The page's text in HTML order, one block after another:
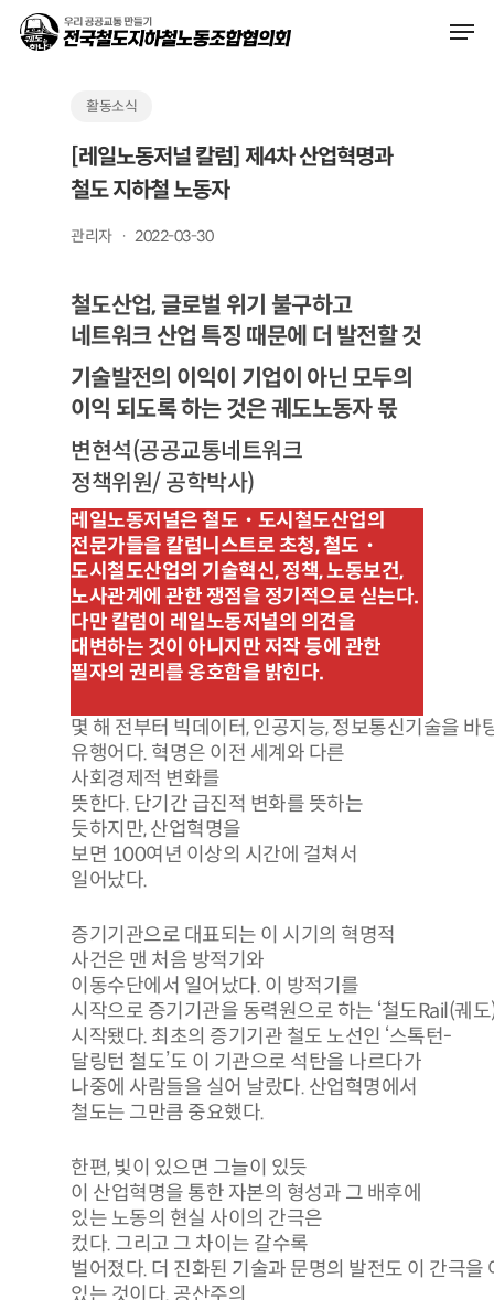
활동소식
[레일노동저널 칼럼] 제4차 산업혁명과
철도 지하철 노동자
관리자 2022-03-30
철도산업, 글로벌 위기 불구하고
네트워크 산업 특징 때문에 더 발전할 것
기술발전의 이익이 기업이 아닌 모두의
이익 되도록 하는 것은 궤도노동자 몫
변현석(공공교통네트워크
정책위원/ 공학박사)
레일노동저널은 철도・도시철도산업의
전문가들을 칼럼니스트로 초청, 철도・
도시철도산업의 기술혁신, 정책, 노동보건,
노사관계에 관한 쟁점을 정기적으로 싣는다.
다만 칼럼이 레일노동저널의 의견을
대변하는 것이 아니지만 저작 등에 관한
필자의 권리를 옹호함을 밝힌다.
몇 해 전부터 빅데이터, 인공지능, 정보통신기술을 바
유행어다. 혁명은 이전 세계와 다른
사회경제적 변화를
뜻한다. 단기간 급진적 변화를 뜻하는
듯하지만, 산업혁명을
보면 100여년 이상의 시간에 걸쳐서
일어났다.
증기기관으로 대표되는 이 시기의 혁명적
사건은 맨 처음 방적기와
이동수단에서 일어났다. 이 방적기를
시작으로 증기기관을 동력원으로 하는 ‘철도Rail(궤도
시작됐다. 최초의 증기기관 철도 노선인 ‘스톡턴-
달링턴 철도’도 이 기관으로 석탄을 나르다가
나중에 사람들을 실어 날랐다. 산업혁명에서
철도는 그만큼 중요했다.
한편, 빛이 있으면 그늘이 있듯
이 산업혁명을 통한 자본의 형성과 그 배후에
있는 노동의 현실 사이의 간극은
컸다. 그리고 그 차이는 갈수록
벌어졌다. 더 진화된 기술과 문명의 발전도 이 간극을
있는 것이다. 공산주의